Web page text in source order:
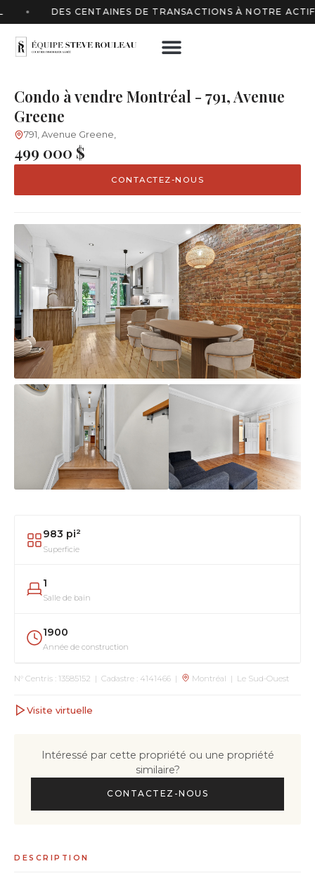
DES CENTAINES DE TRANSACTIONS À NOTRE ACTIF
Condo à vendre Montréal - 791, Avenue
Greene
791, Avenue Greene,
499 000 $
CONTACTEZ-NOUS
983 pi²
Superficie
1
Salle de bain
1900
Année de construction
N° Centris : 13585152 | Cadastre : 4141466 | Montréal | Le Sud-Ouest
Visite virtuelle
Intéressé par cette propriété ou une propriété
similaire?
CONTACTEZ-NOUS
DESCRIPTION